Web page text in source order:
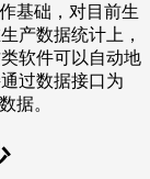
基础，对目前生
产数据统计上，
软件可以自动地
过数据接口为
据。